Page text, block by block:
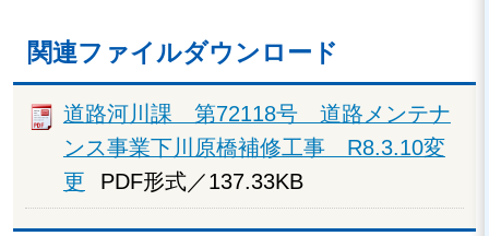
関連ファイルダウンロード
道路河川課 第72118号 道路メンテナ
ンス事業下川原橋補修工事 R8.3.10変
更
PDF形式／137.33KB